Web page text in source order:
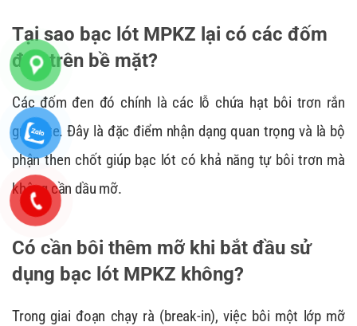
Tại sao bạc lót MPKZ lại có các đốm
đen trên bề mặt?
Các đốm đen đó chính là các lỗ chứa hạt bôi trơn rắn
graphite. Đây là đặc điểm nhận dạng quan trọng và là bộ
phận then chốt giúp bạc lót có khả năng tự bôi trơn mà
không cần dầu mỡ.
Có cần bôi thêm mỡ khi bắt đầu sử
dụng bạc lót MPKZ không?
Trong giai đoạn chạy rà (break-in), việc bôi một lớp mỡ